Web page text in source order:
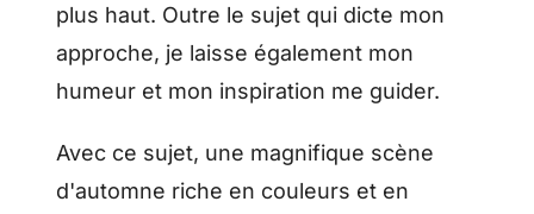
plus haut. Outre le sujet qui dicte mon
approche, je laisse également mon
humeur et mon inspiration me guider.
Avec ce sujet, une magnifique scène
d'automne riche en couleurs et en